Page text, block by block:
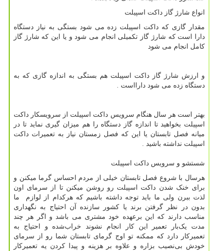
انواع شارژ گاز داکت اسپیلت
مقدار گازی که داکت اسپیلت زده می شود بستگی به نیاز دستگاه
دارا است که شارژ گاز تکمیلی انجام می شود و یا این که شارژ گاز
کامل انجام می شود
و ارزش شارژ گاز داکت اسپیلت هم بستگی به اندازه گازی که به
دستگاه زده می شود دارااست .
بهتر است هر سال هنگام سرویس داکت اسپیلت از سرویسکار داکت
اسپیلت بخواهید تا اندازه گاز دستگاه را هم میزان گیری نماید تا در
میانه فصل تابستان یا این که فصل زمستان نیاز به تعمیرات داکت
اسپیلت نداشته باشید .
شستشو و سرویس داکت اسپیلت
هرسال با شروع فصل تابستان خیلی از مردم احساس گرما میکنن و
برای خنک شدن داکت اسپیلت رو روشن میکنن تا از سرمای اون
لذت ببرن ولی ما باید توجه داشته باشیم که هرکدام از لوازم‌ ما
بدون در نظر گرفتن برند یا کشور سازنده آن احتیاج به نگهداری
مناسب دارند که این برعهده خود مشتری می باشد و اگر هر چند
مدت یک‌بار تعمیر این کار انجام نشوند خراب‌شده و احتیاج به
تعمیرکار دارد که ممکنه تو اوج گرمای تابستان شما رو از سرمای
خودش بی‌نصیب بزاره و علاوه بر هزینه و پیدا کردن یه تعمیرکار